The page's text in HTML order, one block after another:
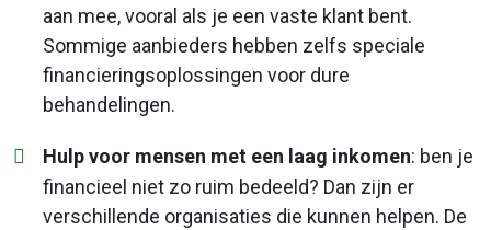
aan mee, vooral als je een vaste klant bent.
Sommige aanbieders hebben zelfs speciale
financieringsoplossingen voor dure
behandelingen.
Hulp voor mensen met een laag inkomen: ben je
financieel niet zo ruim bedeeld? Dan zijn er
verschillende organisaties die kunnen helpen. De